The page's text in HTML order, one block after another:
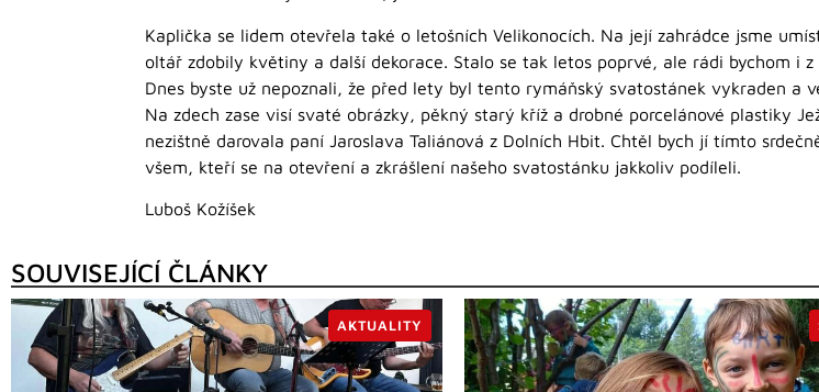
Kaplička se lidem otevřela také o letošních Velikonocích. Na její zahrádce jsme
oltář zdobily květiny a další dekorace. Stalo se tak letos poprvé, ale rádi bychom i
Dnes byste už nepoznali, že před lety byl tento rymáňský svatostánek vykraden a
Na zdech zase visí svaté obrázky, pěkný starý kříž a drobné porcelánové plastiky
nezištně darovala paní Jaroslava Taliánová z Dolních Hbit. Chtěl bych jí tímto
všem, kteří se na otevření a zkrášlení našeho svatostánku jakkoliv podíleli.
Luboš Kožíšek
SOUVISEJÍCÍ ČLÁNKY
AKTUALITY